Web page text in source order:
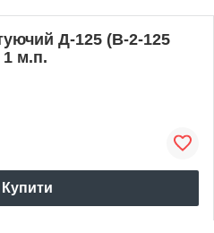
Д-125 (В-2-125
1 м.п.
Купити